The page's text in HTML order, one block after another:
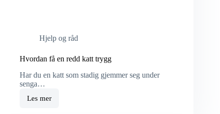
Hjelp og råd
Hvordan få en redd katt trygg
Har du en katt som stadig gjemmer seg under
senga…
Les merHvordan